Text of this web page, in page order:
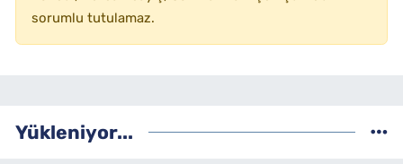
sorumlu tutulamaz.
Yükleniyor...